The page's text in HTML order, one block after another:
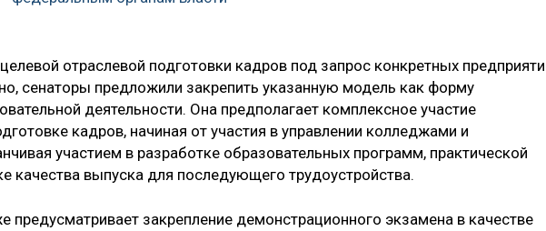
отраслевой подготовки кадров под запрос конкретных
сенаторы предложили закрепить указанную модель как форму
деятельности. Она предполагает комплексное участие
кадров, начиная от участия в управлении колледжами и
участием в разработке образовательных программ, практической
качества выпуска для последующего трудоустройства.
предусматривает закрепление демонстрационного экзамена в качестве